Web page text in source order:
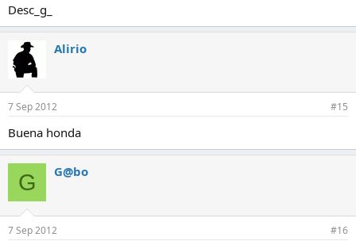
Desc_g_
Alirio
7 Sep 2012 #15
Buena honda
G G@bo
7 Sep 2012 #16